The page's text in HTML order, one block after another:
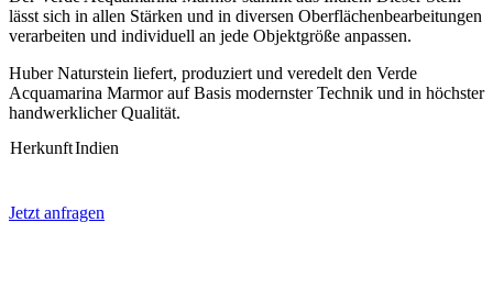
lässt sich in allen Stärken und in diversen Oberflächenbearbeitungen
verarbeiten und individuell an jede Objektgröße anpassen.
Huber Naturstein liefert, produziert und veredelt den Verde
Acquamarina Marmor auf Basis modernster Technik und in höchster
handwerklicher Qualität.
HerkunftIndien
Jetzt anfragen